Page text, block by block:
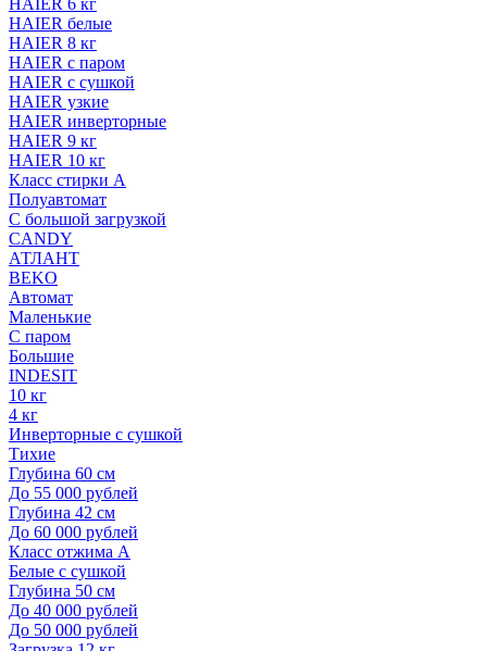
HAIER белые
HAIER 8 кг
HAIER с паром
HAIER с сушкой
HAIER узкие
HAIER инверторные
HAIER 9 кг
HAIER 10 кг
Класс стирки A
Полуавтомат
С большой загрузкой
CANDY
АТЛАНТ
BEKO
Автомат
Маленькие
С паром
Большие
INDESIT
10 кг
4 кг
Инверторные с сушкой
Тихие
Глубина 60 см
До 55 000 рублей
Глубина 42 см
До 60 000 рублей
Класс отжима A
Белые с сушкой
Глубина 50 см
До 40 000 рублей
До 50 000 рублей